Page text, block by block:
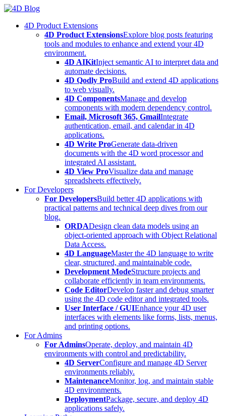
Skip
content4D Product Extensions
4D Product ExtensionsExplore blog posts featuring
tools and modules to enhance and extend your 4D
environment.
4D AIKitInject semantic AI to interpret data and
automate decisions.
4D Qodly ProBuild and extend 4D applications
to web visually.
4D ComponentsManage and develop
components with modern dependency control.
Email, Microsoft 365, GmailIntegrate
authentication, email, and calendar in 4D
applications.
4D Write ProGenerate data-driven
documents with the 4D word processor and
integrated AI assistant.
4D View ProVisualize data and manage
spreadsheets effectively.
For Developers
For DevelopersBuild better 4D applications with
practical patterns and technical deep dives from our
blog.
ORDADesign clean data models using an
object-oriented approach with Object Relational
Data Access.
4D LanguageMaster the 4D language to write
clear, structured, and maintainable code.
Development ModeStructure projects and
collaborate efficiently in team environments.
Code EditorDevelop faster and debug smarter
using the 4D code editor and integrated tools.
User Interface / GUIEnhance your 4D user
interfaces with elements like forms, lists, menus,
and printing options.
For Admins
For AdminsOperate, deploy, and maintain 4D
environments with control and predictability.
4D ServerConfigure and manage 4D Server
environments reliably.
MaintenanceMonitor, log, and maintain stable
4D environments.
DeploymentPackage, secure, and deploy 4D
applications safely.